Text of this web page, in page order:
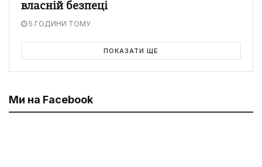
власній безпеці
5 ГОДИНИ ТОМУ
ПОКАЗАТИ ЩЕ
Ми на Facebook